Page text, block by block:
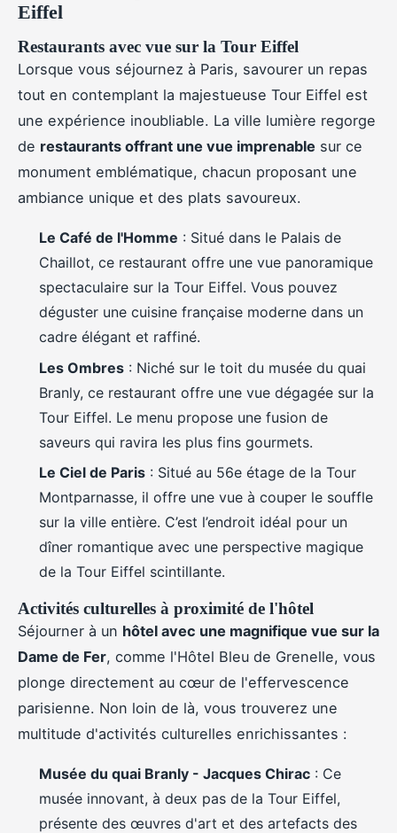
Eiffel
Restaurants avec vue sur la Tour Eiffel
Lorsque vous séjournez à Paris, savourer un repas
tout en contemplant la majestueuse Tour Eiffel est
une expérience inoubliable. La ville lumière regorge
de restaurants offrant une vue imprenable sur ce
monument emblématique, chacun proposant une
ambiance unique et des plats savoureux.
Le Café de l'Homme : Situé dans le Palais de
Chaillot, ce restaurant offre une vue panoramique
spectaculaire sur la Tour Eiffel. Vous pouvez
déguster une cuisine française moderne dans un
cadre élégant et raffiné.
Les Ombres : Niché sur le toit du musée du quai
Branly, ce restaurant offre une vue dégagée sur la
Tour Eiffel. Le menu propose une fusion de
saveurs qui ravira les plus fins gourmets.
Le Ciel de Paris : Situé au 56e étage de la Tour
Montparnasse, il offre une vue à couper le souffle
sur la ville entière. C’est l’endroit idéal pour un
dîner romantique avec une perspective magique
de la Tour Eiffel scintillante.
Activités culturelles à proximité de l'hôtel
Séjourner à un hôtel avec une magnifique vue sur la
Dame de Fer, comme l'Hôtel Bleu de Grenelle, vous
plonge directement au cœur de l'effervescence
parisienne. Non loin de là, vous trouverez une
multitude d'activités culturelles enrichissantes :
Musée du quai Branly - Jacques Chirac : Ce
musée innovant, à deux pas de la Tour Eiffel,
présente des œuvres d'art et des artefacts des